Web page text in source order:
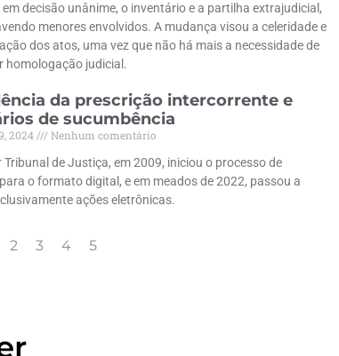
decisão unânime, o inventário e a partilha extrajudicial,
menores envolvidos. A mudança visou a celeridade e
dos atos, uma vez que não há mais a necessidade de
homologação judicial.
da prescrição intercorrente e
de sucumbência
2024
Nenhum comentário
Tribunal de Justiça, em 2009, iniciou o processo de
o formato digital, e em meados de 2022, passou a
ações eletrônicas.
2 3 4 5